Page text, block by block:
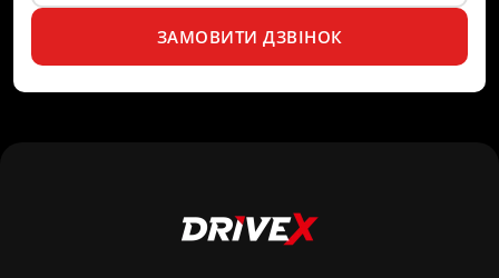
ЗАМОВИТИ ДЗВІНОК